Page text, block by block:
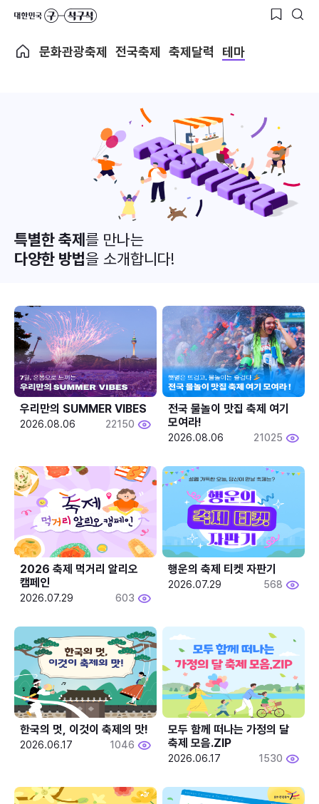
문화관광축제 전국축제 축제달력 테마
특별한 축제를 만나는
다양한 방법을 소개합니다!
우리만의 SUMMER VIBES
2026.08.06 22150
전국 물놀이 맛집 축제 여기
모여라!
2026.08.06 21025
2026 축제 먹거리 알리오
캠페인
2026.07.29 603
행운의 축제 티켓 자판기
2026.07.29 568
한국의 멋, 이것이 축제의 맛!
2026.06.17 1046
모두 함께 떠나는 가정의 달
축제 모음.ZIP
2026.06.17 1530